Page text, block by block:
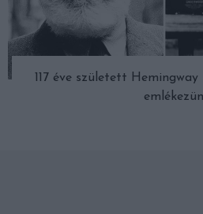
117 éve született